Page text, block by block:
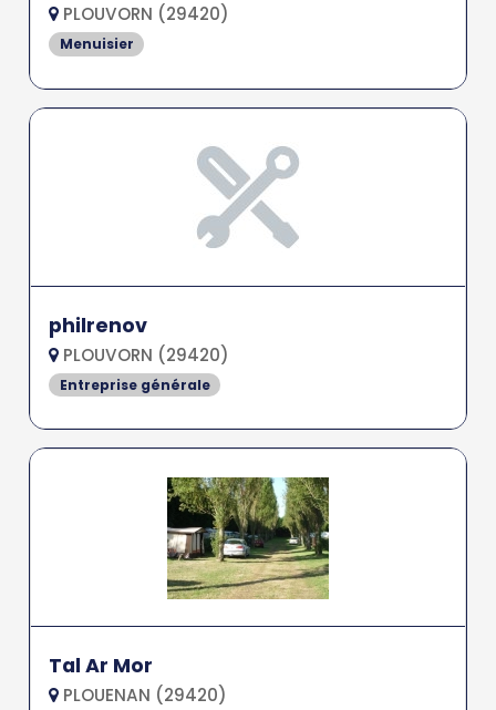
PLOUVORN (29420)
Menuisier
philrenov
PLOUVORN (29420)
Entreprise générale
Tal Ar Mor
PLOUENAN (29420)